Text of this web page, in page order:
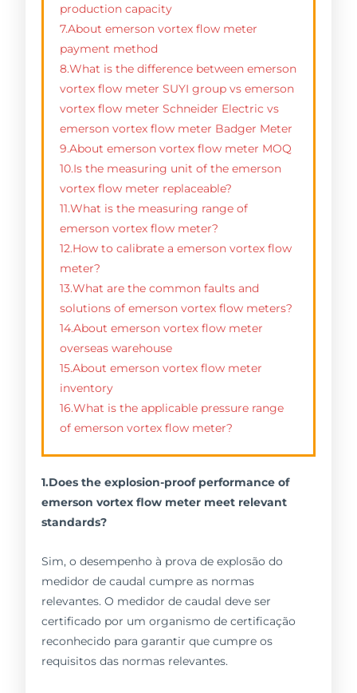
production capacity
7.About emerson vortex flow meter
payment method
8.What is the difference between emerson
vortex flow meter SUYI group vs emerson
vortex flow meter Schneider Electric vs
emerson vortex flow meter Badger Meter
9.About emerson vortex flow meter MOQ
10.Is the measuring unit of the emerson
vortex flow meter replaceable?
11.What is the measuring range of
emerson vortex flow meter?
12.How to calibrate a emerson vortex flow
meter?
13.What are the common faults and
solutions of emerson vortex flow meters?
14.About emerson vortex flow meter
overseas warehouse
15.About emerson vortex flow meter
inventory
16.What is the applicable pressure range
of emerson vortex flow meter?
1.Does the explosion-proof performance of
emerson vortex flow meter meet relevant
standards?
Sim, o desempenho à prova de explosão do
medidor de caudal cumpre as normas
relevantes. O medidor de caudal deve ser
certificado por um organismo de certificação
reconhecido para garantir que cumpre os
requisitos das normas relevantes.